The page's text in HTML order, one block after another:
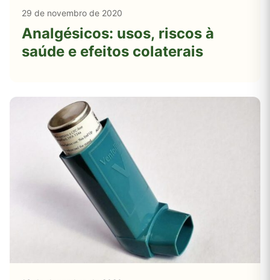
29 de novembro de 2020
Analgésicos: usos, riscos à
saúde e efeitos colaterais